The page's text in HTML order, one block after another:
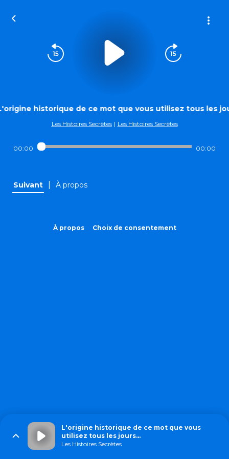
historique de ce mot que vous utilisez tous les
Les Histoires Secrètes | Les Histoires Secrètes
00:00 00:00
Suivant À propos
À propos Choix de consentement
L'origine historique de ce mot que vous
utilisez tous les jours...
Les Histoires Secrètes